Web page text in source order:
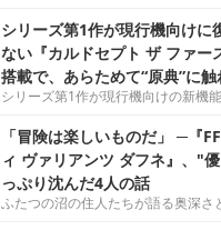
シリーズ第1作が現行機向けに
ない『カルドセプト ザ ファー
搭載で、あらためて“原典”に
シリーズ第1作が現行機向けの新機
「冒険は楽しいものだ」 ─『
ィ ヴァリアンツ ダフネ』、"
っぷり沈んだ4人の話
ふたつの沼の住人たちが語る奥深さ